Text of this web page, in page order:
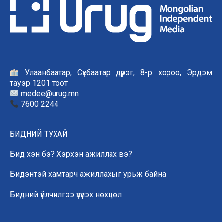
Улаанбаатар, Сүхбаатар дүүрэг, 8-р хороо, Эрдэм
тауэр 1201 тоот
medee@urug.mn
7600 2244
БИДНИЙ ТУХАЙ
Бид хэн бэ? Хэрхэн ажиллах вэ?
Бидэнтэй хамтарч ажиллахыг урьж байна
Бидний үйлчилгээ үзүүлэх нөхцөл